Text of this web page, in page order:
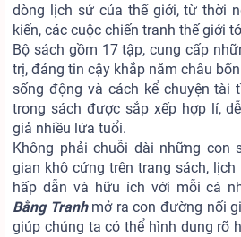
dòng lịch sử của thế giới, từ thời
kiến, các cuộc chiến tranh thế giới
Bộ sách gồm 17 tập, cung cấp
trị, đáng tin cậy khắp năm châu
sống động và cách kể chuyện tài
trong sách được sắp xếp hợp lí,
giả nhiều lứa tuổi.
Không phải chuỗi dài những con
gian khô cứng trên trang sách,
hấp dẫn và hữu ích với mỗi cá
Bằng Tranh mở ra con đường nối
giúp chúng ta có thể hình dung rõ